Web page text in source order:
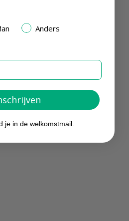
Anders
je in de welkomstmail.